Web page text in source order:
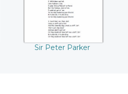
Sir Peter Parker